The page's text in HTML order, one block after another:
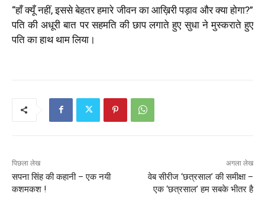
“हाँ क्यूँ नहीं, इससे बेहतर हमारे जीवन का आख़िरी पड़ाव और क्या होगा?”
पति की अधूरी बात पर सहमति की छाप लगाते हुए सुधा ने मुस्कराते हुए
पति का हाथ थाम लिया।
पिछला लेख
सपना सिंह की कहानी – एक नयी
कशमकश !
अगला लेख
वेब सीरीज ‘छत्रसाल’ की समीक्षा –
एक ‘छत्रसाल’ हम सबके भीतर है